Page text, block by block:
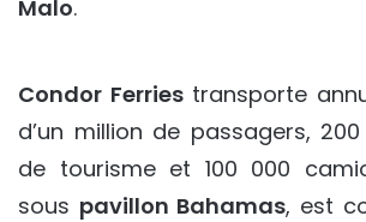
Malo.
Condor Ferriestransporte
d’un million de passagers,
de tourisme et 100 000
sous pavillon Bahamas, est